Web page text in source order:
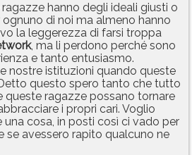
hanno degli ideali giusti o
di noi ma almeno hanno
la leggerezza di farsi troppa
, ma li perdono perché sono
e tanto entusiasmo.
nostre istituzioni quando queste
questo spero tanto che tutto
queste ragazze possano tornare
i propri cari. Voglio
cosa, in posti così ci vado per
se avessero rapito qualcuno ne